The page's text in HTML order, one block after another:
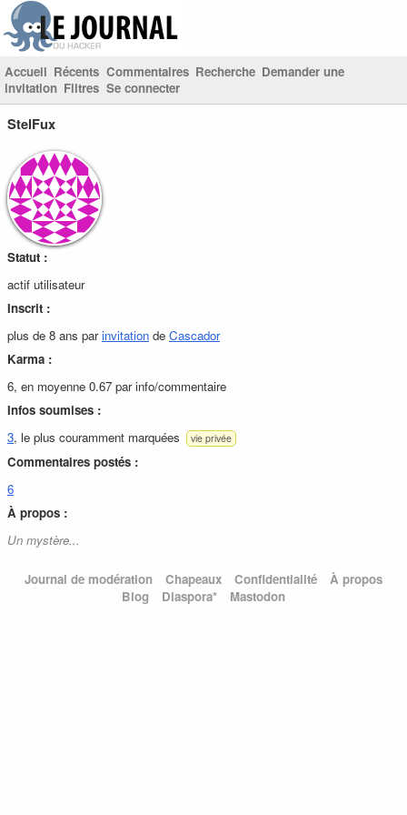
Accueil Récents Commentaires Recherche Demander une
invitation Filtres Se connecter
StelFux
Statut :
actif utilisateur
Inscrit :
plus de 8 ans parinvitation de Cascador
Karma :
6, en moyenne 0.67 par info/commentaire
Infos soumises :
3, le plus couramment marquées vie privée
Commentaires postés :
6
À propos :
Un mystère...
Journal de modération Chapeaux Confidentialité
À propos
Blog
Diaspora* Mastodon